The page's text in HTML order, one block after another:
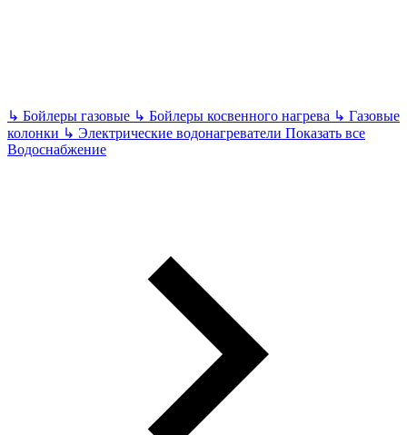
↳ Бойлеры газовые ↳ Бойлеры косвенного нагрева ↳ Газовые
колонки ↳ Электрические водонагреватели Показать все
Водоснабжение